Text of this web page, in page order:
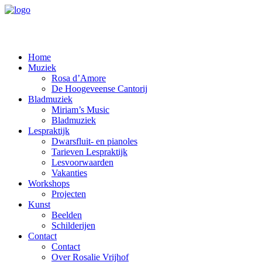
Home
Muziek
Rosa d’Amore
De Hoogeveense Cantorij
Bladmuziek
Miriam’s Music
Bladmuziek
Lespraktijk
Dwarsfluit- en pianoles
Tarieven Lespraktijk
Lesvoorwaarden
Vakanties
Workshops
Projecten
Kunst
Beelden
Schilderijen
Contact
Contact
Over Rosalie Vrijhof